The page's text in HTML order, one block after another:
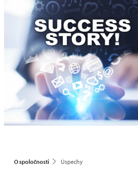
O spoločnosti Úspechy